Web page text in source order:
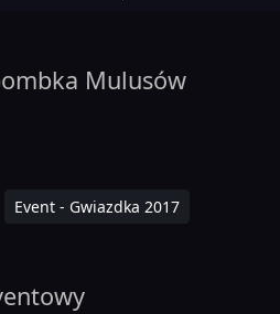
Mulusów
Event - Gwiazdka 2017